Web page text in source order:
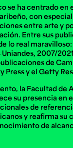
se ha centrado en
con
entre arte y
Entre sus
lo real
2007/
de
Press y el Getty
la Facultad de
su presencia en
de
y reafirma su
de